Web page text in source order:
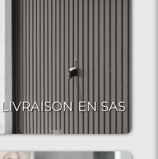
LIVRAISON EN SAS